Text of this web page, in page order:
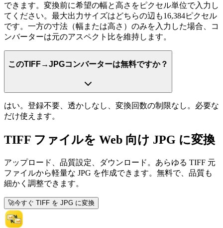
できます。変換前に希望の幅と高さをピクセル単位で入力し
てください。最大出力サイズはどちらの辺も16,384ピクセル
です。一方の寸法（幅または高さ）のみを入力した場合、コ
ンバーターは元のアスペクト比を維持します。
このTIFF→JPGコンバーターは無料ですか？
はい。登録不要、透かしなし、変換回数の制限なし。必要な
だけ使えます。
TIFF ファイルを Web 向け JPG に変換
アップロード、品質設定、ダウンロード。あらゆる TIFF 元
ファイルから軽量な JPG を作成できます。無料で、品質も
細かく調整できます。
🚀今すぐ TIFF を JPG に変換